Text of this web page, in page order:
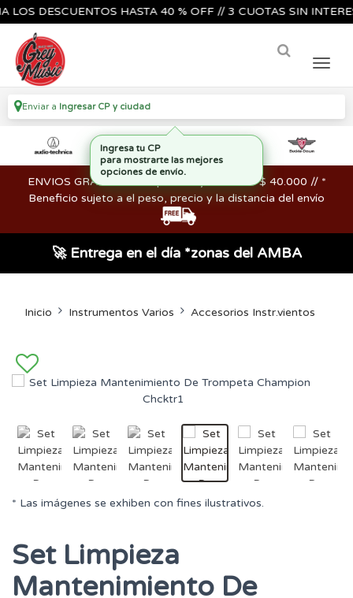
DESCUENTOS HASTA 40 % OFF // 3 CUOTAS SIN
Enviar a Ingresar CP y ciudad
ENVIOS GRATIS en compras mayores a los $ 40.000 // *
Beneficio sujeto a el peso, precio y la distancia del envío
🚀 Entrega en el día *zonas del AMBA
Inicio Instrumentos Varios Accesorios Instr.vientos
* Las imágenes se exhiben con fines ilustrativos.
Set Limpieza
Mantenimiento De
Ingresa tu CP
para mostrarte las mejores
opciones de envío.